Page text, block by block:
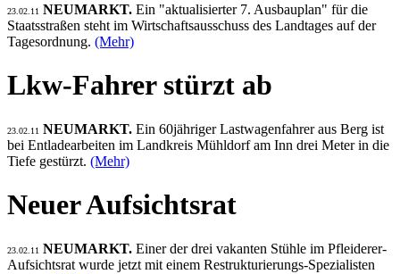
23.02.11 NEUMARKT. Ein "aktualisierter 7. Ausbauplan" für die
Staatsstraßen steht im Wirtschaftsausschuss des Landtages auf der
Tagesordnung. (Mehr)
Lkw-Fahrer stürzt ab
23.02.11 NEUMARKT. Ein 60jähriger Lastwagenfahrer aus Berg ist
bei Entladearbeiten im Landkreis Mühldorf am Inn drei Meter in die
Tiefe gestürzt. (Mehr)
Neuer Aufsichtsrat
23.02.11 NEUMARKT. Einer der drei vakanten Stühle im Pfleiderer-
Aufsichtsrat wurde jetzt mit einem Restrukturierungs-Spezialisten